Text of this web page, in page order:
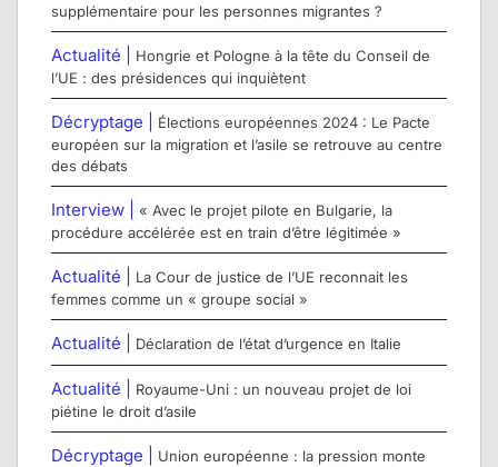
supplémentaire pour les personnes migrantes ?
Actualité |
Hongrie et Pologne à la tête du Conseil de
l’UE : des présidences qui inquiètent
Décryptage |
Élections européennes 2024 : Le Pacte
européen sur la migration et l’asile se retrouve au centre
des débats
Interview |
« Avec le projet pilote en Bulgarie, la
procédure accélérée est en train d’être légitimée »
Actualité |
La Cour de justice de l’UE reconnait les
femmes comme un « groupe social »
Actualité | Déclaration de l’état d’urgence en Italie
Actualité |
Royaume-Uni : un nouveau projet de loi
piétine le droit d’asile
Décryptage |
Union européenne : la pression monte